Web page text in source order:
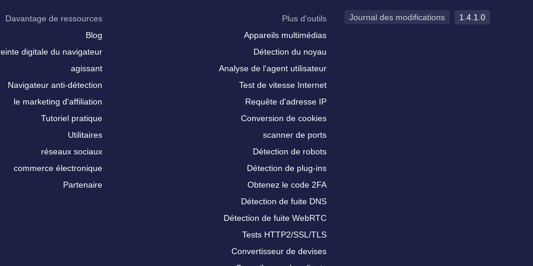
Davantage de ressources
Blog
digitale du navigateur
agissant
Navigateur anti-détection
le marketing d'affiliation
Tutoriel pratique
Utilitaires
réseaux sociaux
commerce électronique
Partenaire
Plus d'outils
Appareils multimédias
Détection du noyau
Analyse de l'agent utilisateur
Test de vitesse Internet
Requête d'adresse IP
Conversion de cookies
scanner de ports
Détection de robots
Détection de plug-ins
Obtenez le code 2FA
Détection de fuite DNS
Détection de fuite WebRTC
Tests HTTP2/SSL/TLS
Convertisseur de devises
Journal des modifications 1.4.1.0